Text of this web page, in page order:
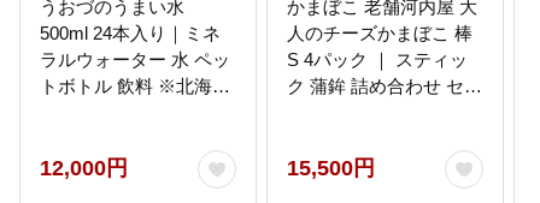
うおづのうまい水
500ml 24本入り｜ミネ
ラルウォーター 水 ペッ
トボトル 飲料 ※北海
12,000円
かまぼこ 老舗河内屋 大
人のチーズかまぼこ 棒
S 4パック ｜ スティッ
ク 蒲鉾 詰め合わせ セッ
富山 練り製品 ※北海
道・沖縄・離島への配
15,500円